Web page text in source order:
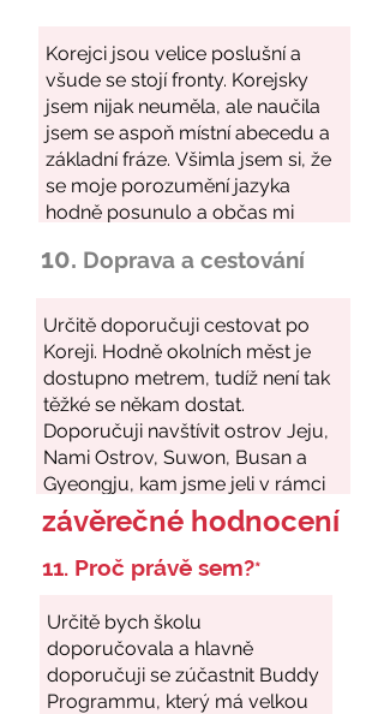
10. Doprava a cestování
závěrečné hodnocení
11. Proč právě sem?*